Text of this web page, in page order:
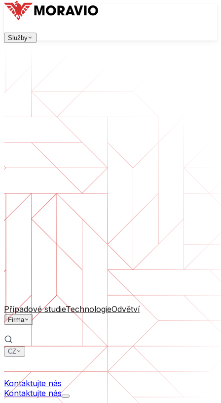
Služby
Vývoj software
Webové aplikace, které jsou škálovatelné, bezpečné a
Digitální transformace
Digitalizujte své podnikání. Připravte se na budoucnost.
Vývoj AI software
AI nástroje na míru integrované do vašich procesů.
Od nápadu po spuštěný produkt — návrh, vývoj,
Technická due diligence
Posouzení kvality a identifikace rizik ve vašem software.
Podpora software
Průběžná údržba nebo záchrana projektu, který se
Podle velikosti firmy
Pro lídry odvětví
Všechny služby
Případové studieTechnologieOdvětví
Firma
CZ
Kontaktujte nás
Kontaktujte nás
Všechny služby
English
Kontaktujte nás